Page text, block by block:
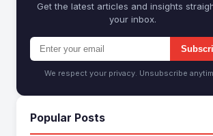
Get the latest articles and insights
your inbox.
We respect your privacy. Unsubscribe
Popular Posts